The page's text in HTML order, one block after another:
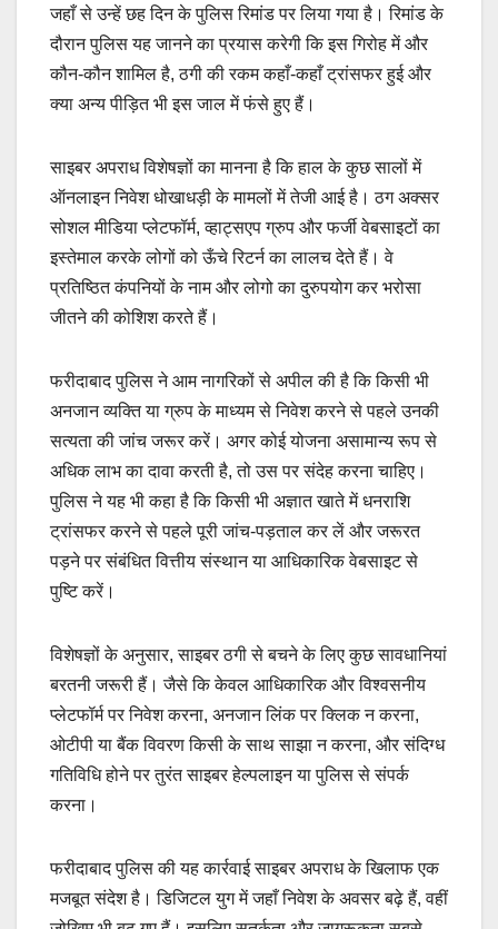
जहाँ से उन्हें छह दिन के पुलिस रिमांड पर लिया गया है। रिमांड के
दौरान पुलिस यह जानने का प्रयास करेगी कि इस गिरोह में और
कौन-कौन शामिल है, ठगी की रकम कहाँ-कहाँ ट्रांसफर हुई और
क्या अन्य पीड़ित भी इस जाल में फंसे हुए हैं।
साइबर अपराध विशेषज्ञों का मानना है कि हाल के कुछ सालों में
ऑनलाइन निवेश धोखाधड़ी के मामलों में तेजी आई है। ठग अक्सर
सोशल मीडिया प्लेटफॉर्म, व्हाट्सएप ग्रुप और फर्जी वेबसाइटों का
इस्तेमाल करके लोगों को ऊँचे रिटर्न का लालच देते हैं। वे
प्रतिष्ठित कंपनियों के नाम और लोगो का दुरुपयोग कर भरोसा
जीतने की कोशिश करते हैं।
फरीदाबाद पुलिस ने आम नागरिकों से अपील की है कि किसी भी
अनजान व्यक्ति या ग्रुप के माध्यम से निवेश करने से पहले उनकी
सत्यता की जांच जरूर करें। अगर कोई योजना असामान्य रूप से
अधिक लाभ का दावा करती है, तो उस पर संदेह करना चाहिए।
पुलिस ने यह भी कहा है कि किसी भी अज्ञात खाते में धनराशि
ट्रांसफर करने से पहले पूरी जांच-पड़ताल कर लें और जरूरत
पड़ने पर संबंधित वित्तीय संस्थान या आधिकारिक वेबसाइट से
पुष्टि करें।
विशेषज्ञों के अनुसार, साइबर ठगी से बचने के लिए कुछ सावधानियां
बरतनी जरूरी हैं। जैसे कि केवल आधिकारिक और विश्वसनीय
प्लेटफॉर्म पर निवेश करना, अनजान लिंक पर क्लिक न करना,
ओटीपी या बैंक विवरण किसी के साथ साझा न करना, और संदिग्ध
गतिविधि होने पर तुरंत साइबर हेल्पलाइन या पुलिस से संपर्क
करना।
फरीदाबाद पुलिस की यह कार्रवाई साइबर अपराध के खिलाफ एक
मजबूत संदेश है। डिजिटल युग में जहाँ निवेश के अवसर बढ़े हैं, वहीं